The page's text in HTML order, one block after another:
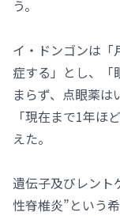
う。
イ・ドンゴンは「
症する」とし、「
まらず、点眼薬は
「現在まで1年ほ
えた。
遺伝子及びレント
性脊椎炎”という